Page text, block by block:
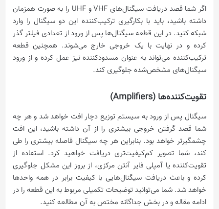
اگر شما قصد دریافت سیگنال‌های VHF و UHF را به صورت همزمان
داشته باشید، باید با بکارگیری ترکیب‌کننده این دو سیگنال را وارد
شبکه کنید. در این قطعه سیگنال‌ها پس از ورود از تعدادی فیلتر گذر
کرده و در نهایت با یک خروجی خارج می‌شوند. همچنین قطعه
ترکیب‌کننده می‌تواند به عنوان مسدودکننده نیز عمل کرده و از ورود
سیگنال‌های مشخص‌شده جلوگیری کند.
تقویت‌کننده‌ها (Amplifiers)
سیگنال پس از ورود به سیستم توزیع دچار افت خواهد شد و هر چه
شما قصد گرفتن خروجی بیشتری را از آن داشته باشید، این افت
چشمگیرتر خواهد بود. بنابراین هر چه سیگنال فاصله بیشتری را طی
کند، شما تصویر کم‌کیفیت‌تری دریافت خواهید کرد. استفاده از
تقویت‌کننده یا آمپلی فایر آنتن مرکزی، از بروز این مشکل جلوگیری
کرده و باعث دریافت سیگنال‌هایی با کیفیت برابر در همه واحدها
خواهد شد. شما می‌توانید توضیحات تکمیلی مربوط به این قطعه را در
ادامه مقاله و در بخش جداگانه مختص به آن مطالعه کنید.